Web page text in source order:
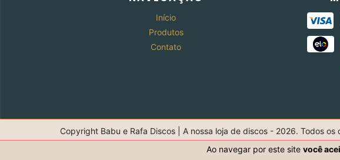
Ao navegar por este site você
Início
Produtos
Contato
Copyright Babu e Rafa Discos | A nossa loja de discos - 2026. Todos os